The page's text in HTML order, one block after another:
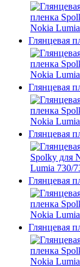
Глянцевая
Глянцевая
Глянцевая
Глянцевая
Глянцевая